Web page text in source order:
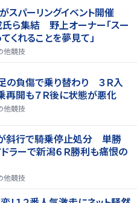
スパーリングイベント開催
氏ら集結 野上オーナー「スー
くれることを夢見て」
他競技
の負傷で乗り替わり ３Ｒ入
開も７Ｒ後に状態が悪化
他競技
斜行で騎乗停止処分 単勝
ドラーで新潟６Ｒ勝利も痛恨の
他競技